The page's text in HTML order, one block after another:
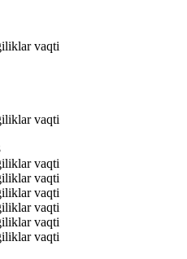
vaqti
vaqti
vaqti
vaqti
vaqti
vaqti
vaqti
vaqti